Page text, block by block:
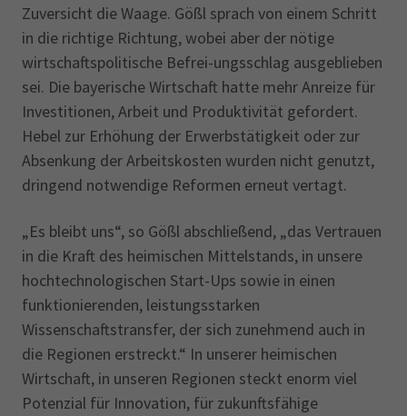
Zuversicht die Waage. Gößl sprach von einem Schritt
in die richtige Richtung, wobei aber der nötige
wirtschaftspolitische Befrei-ungsschlag ausgeblieben
sei. Die bayerische Wirtschaft hatte mehr Anreize für
Investitionen, Arbeit und Produktivität gefordert.
Hebel zur Erhöhung der Erwerbstätigkeit oder zur
Absenkung der Arbeitskosten wurden nicht genutzt,
dringend notwendige Reformen erneut vertagt.
„Es bleibt uns“, so Gößl abschließend, „das Vertrauen
in die Kraft des heimischen Mittelstands, in unsere
hochtechnologischen Start-Ups sowie in einen
funktionierenden, leistungsstarken
Wissenschaftstransfer, der sich zunehmend auch in
die Regionen erstreckt.“ In unserer heimischen
Wirtschaft, in unseren Regionen steckt enorm viel
Potenzial für Innovation, für zukunftsfähige